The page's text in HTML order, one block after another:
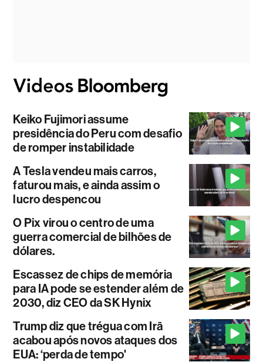
Keiko Fujimori assume
presidência do Peru com desafio
de romper instabilidade
A Tesla vendeu mais carros,
faturou mais, e ainda assim o
lucro despencou
O Pix virou o centro de uma
guerra comercial de bilhões de
dólares.
Escassez de chips de memória
para IA pode se estender além de
2030, diz CEO da SK Hynix
Trump diz que trégua com Irã
acabou após novos ataques dos
EUA: ‘perda de tempo'